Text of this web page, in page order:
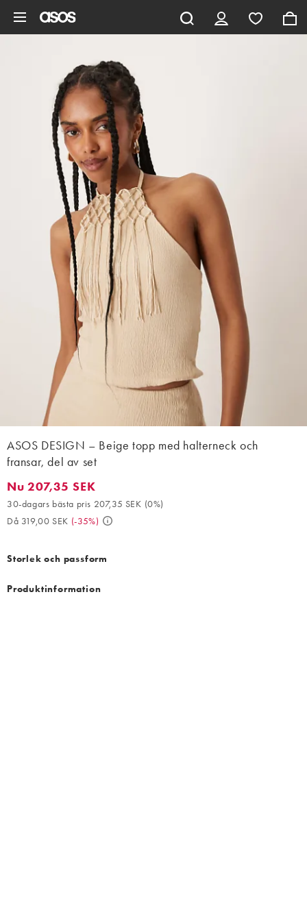
ASOS DESIGN – Beige topp med halterneck och
fransar, del av set
Nu 207,35 SEK. 30-dagars bästa pris 207,35 SEK (0%). Då
Nu 207,35 SEK
30-dagars bästa pris 207,35 SEK (0%)
Då 319,00 SEK (-35%)
Storlek och passform
Produktinformation